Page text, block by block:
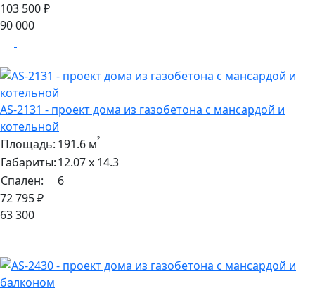
103 500 ₽
90 000
AS-2131 - проект дома из газобетона с мансардой и
котельной
Площадь: 191.6 м²
Габариты:12.07 х 14.3
Спален:
6
72 795 ₽
63 300